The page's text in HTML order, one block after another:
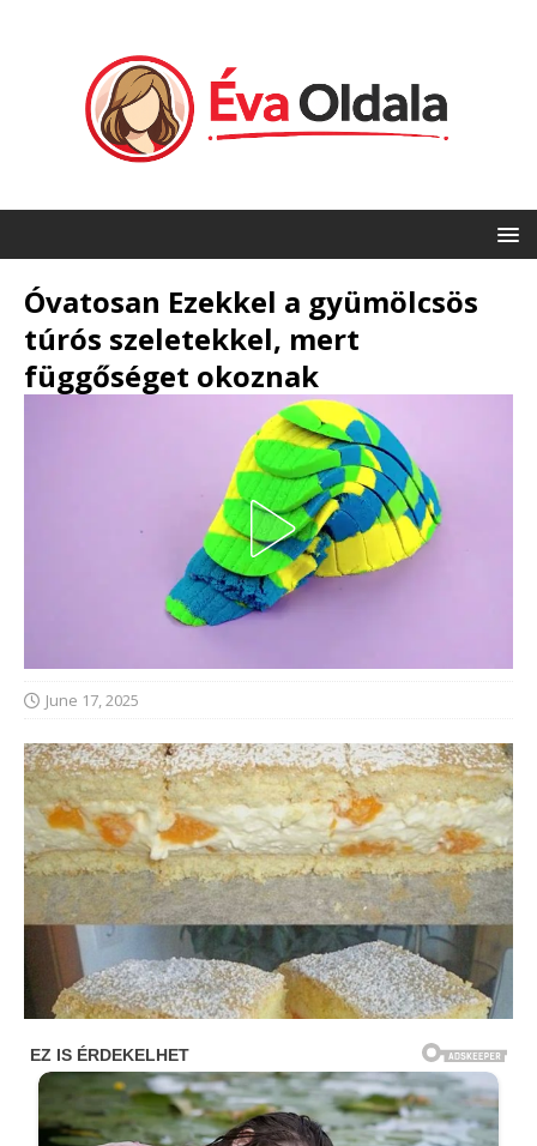
Óvatosan Ezekkel a gyümölcsös
túrós szeletekkel, mert
függőséget okoznak
June 17, 2025